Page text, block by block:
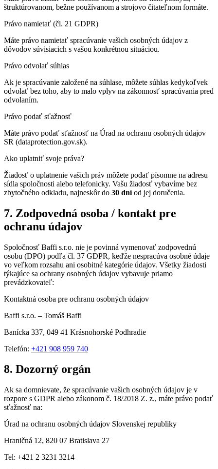
štruktúrovanom, bežne používanom a strojovo čitateľnom formáte.
Právo namietať (čl. 21 GDPR)
Máte právo namietať spracúvanie vašich osobných údajov z
dôvodov súvisiacich s vašou konkrétnou situáciou.
Právo odvolať súhlas
Ak je spracúvanie založené na súhlase, môžete súhlas kedykoľvek
odvolať bez toho, aby to malo vplyv na zákonnosť spracúvania pred
odvolaním.
Právo podať sťažnosť
Máte právo podať sťažnosť na Úrad na ochranu osobných údajov
SR (dataprotection.gov.sk).
Ako uplatniť svoje práva?
Žiadosť o uplatnenie vašich práv môžete podať písomne na adresu
sídla spoločnosti alebo telefonicky. Vašu žiadosť vybavíme bez
zbytočného odkladu, najneskôr do 30 dníod jej doručenia.
7. Zodpovedná osoba / kontakt pre
ochranu údajov
Spoločnosť Baffi s.r.o. nie je povinná vymenovať zodpovednú
osobu (DPO) podľa čl. 37 GDPR, keďže nespracúva osobné údaje
vo veľkom rozsahu ani osobitné kategórie údajov. Všetky žiadosti
týkajúce sa ochrany osobných údajov vybavuje priamo
prevádzkovateľ:
Kontaktná osoba pre ochranu osobných údajov
Baffi s.r.o. – Tomáš Baffi
Banícka 337, 049 41 Krásnohorské Podhradie
Telefón: +421 908 959 740
8. Dozorný orgán
Ak sa domnievate, že spracúvanie vašich osobných údajov je v
rozpore s GDPR alebo zákonom č. 18/2018 Z. z., máte právo podať
sťažnosť na:
Úrad na ochranu osobných údajov Slovenskej republiky
Hraničná 12, 820 07 Bratislava 27
Tel: +421 2 3231 3214